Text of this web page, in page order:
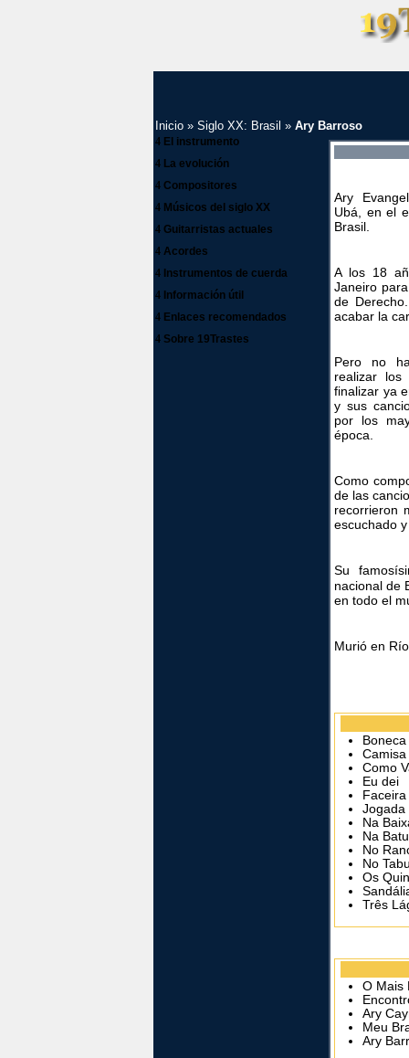
Inicio » Siglo XX: Brasil » Ary Barroso
4 El instrumento
4 La evolución
4 Compositores
4 Músicos del siglo XX
4 Guitarristas actuales
4 Acordes
4 Instrumentos de cuerda
4 Información útil
4 Enlaces recomendados
4 Sobre 19Trastes
Ary
Ubá, en el
Brasil.
A los 18
Janeiro
de
acabar la
Pero no
realizar
finalizar ya
y sus
por los
época.
Como
de las
recorrieron
escuchado
Su
nacional de
en todo el
Murió en
Como
Eu dei
Faceira
Jogada
Na
Na
No
No
Os
Três
O Mais
Ary
Meu
Ary